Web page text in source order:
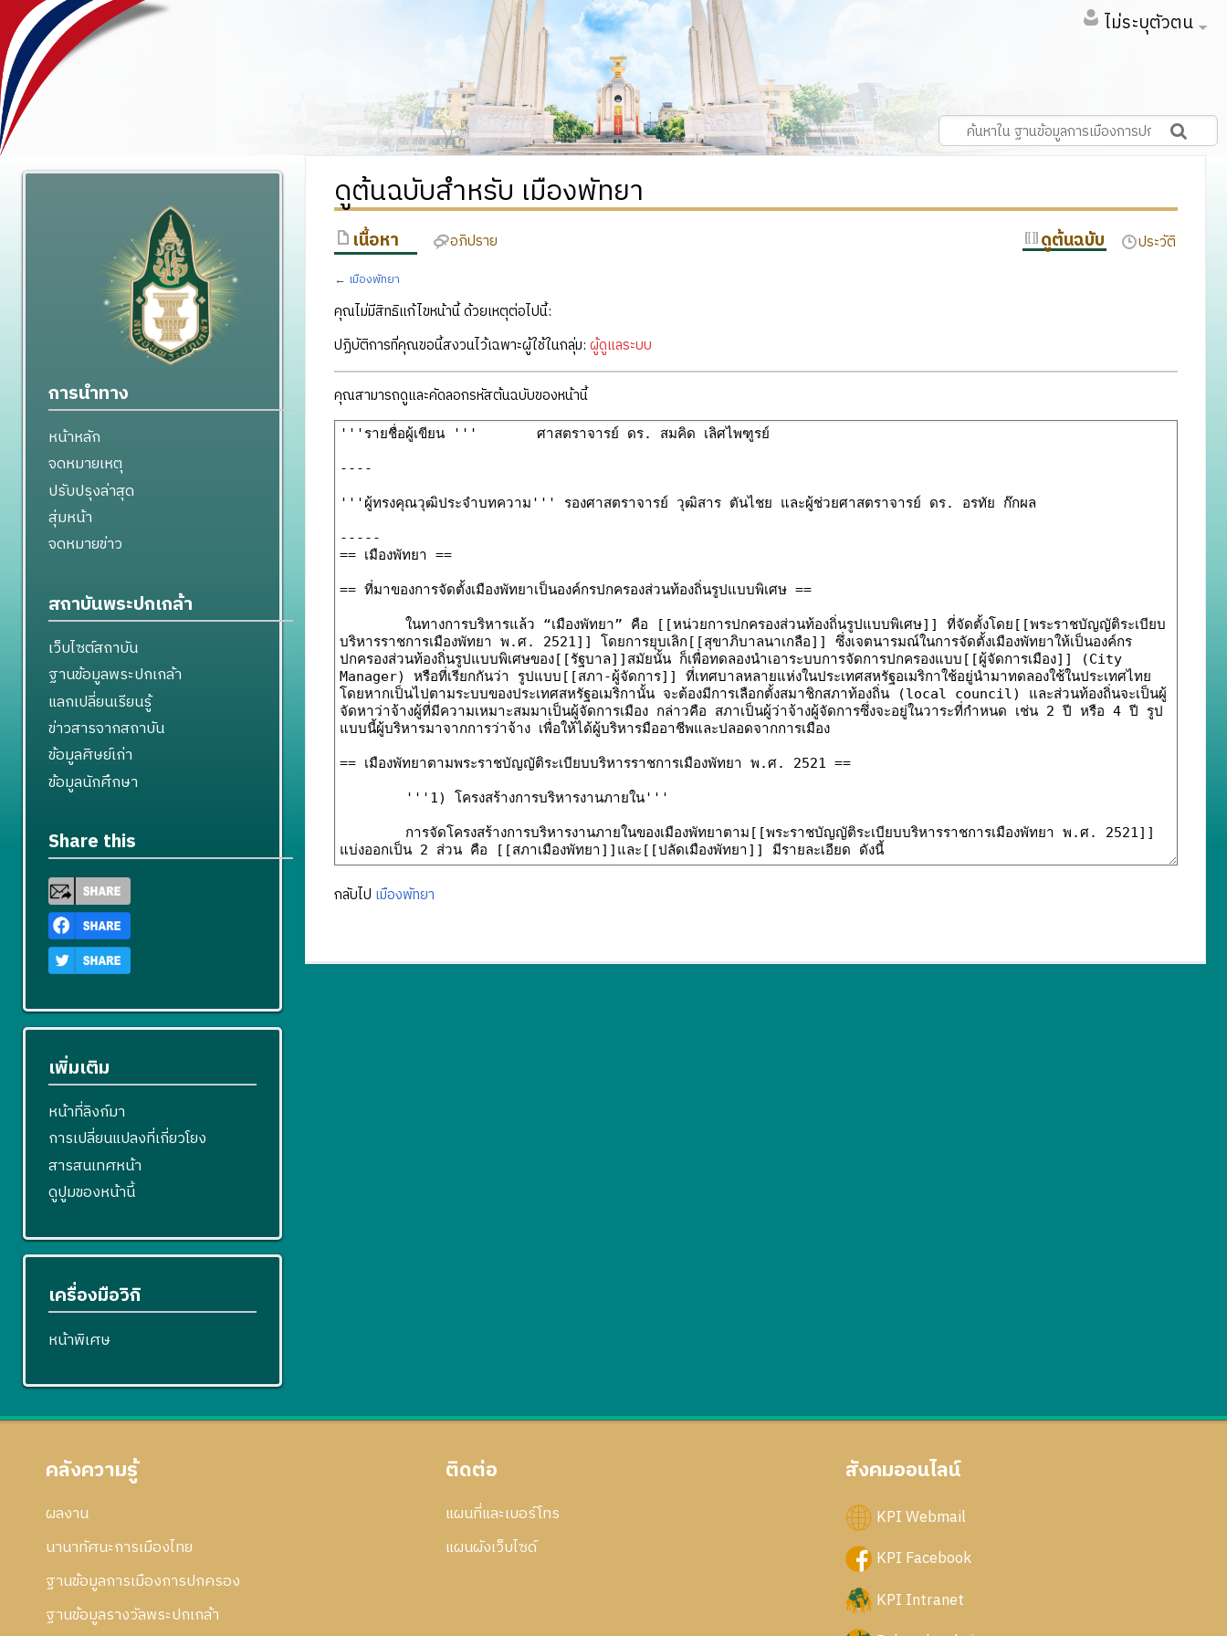
ไม่ระบุตัวตน
ดูต้นฉบับสำหรับ เมืองพัทยา
เนื้อหา อภิปราย ดูต้นฉบับ ประวัติ
← เมืองพัทยา
คุณไม่มีสิทธิแก้ไขหน้านี้ ด้วยเหตุต่อไปนี้:
ปฏิบัติการที่คุณขอนี้สงวนไว้เฉพาะผู้ใช้ในกลุ่ม: ผู้ดูแลระบบ
คุณสามารถดูและคัดลอกรหัสต้นฉบับของหน้านี้
กลับไป เมืองพัทยา
การนำทาง
หน้าหลัก
จดหมายเหตุ
ปรับปรุงล่าสุด
สุ่มหน้า
จดหมายข่าว
สถาบันพระปกเกล้า
เว็บไซต์สถาบัน
ฐานข้อมูลพระปกเกล้า
แลกเปลี่ยนเรียนรู้
ข่าวสารจากสถาบัน
ข้อมูลศิษย์เก่า
ข้อมูลนักศึกษา
Share this
เพิ่มเติม
หน้าที่ลิงก์มา
การเปลี่ยนแปลงที่เกี่ยวโยง
สารสนเทศหน้า
ดูปูมของหน้านี้
เครื่องมือวิกิ
หน้าพิเศษ
คลังความรู้
ผลงาน
นานาทัศนะการเมืองไทย
ฐานข้อมูลการเมืองการปกครอง
ฐานข้อมูลรางวัลพระปกเกล้า
ติดต่อ
แผนที่และเบอร์โทร
แผนผังเว็บไซด์
สังคมออนไลน์
KPI Webmail
KPI Facebook
KPI Intranet